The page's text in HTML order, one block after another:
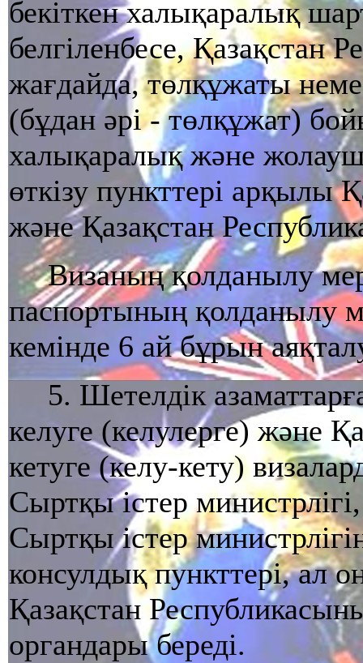
бекiткен халықаралық
белгiленбесе, Қазақстан
жағдайда, төлқұжаты
(бұдан әрi - төлқұжат)
халықаралық және
өткiзу пункттерi арқылы
және Қазақстан
Визаның қолданылу
паспортының қолданылу
кемiнде 6 ай бұрын
5. Шетелдiк
келуге (келулерге) және
кетуге (келу-кету)
Сыртқы iстер
Сыртқы iстер
консулдық пункттерi, ал
Қазақстан
органдары бередi.